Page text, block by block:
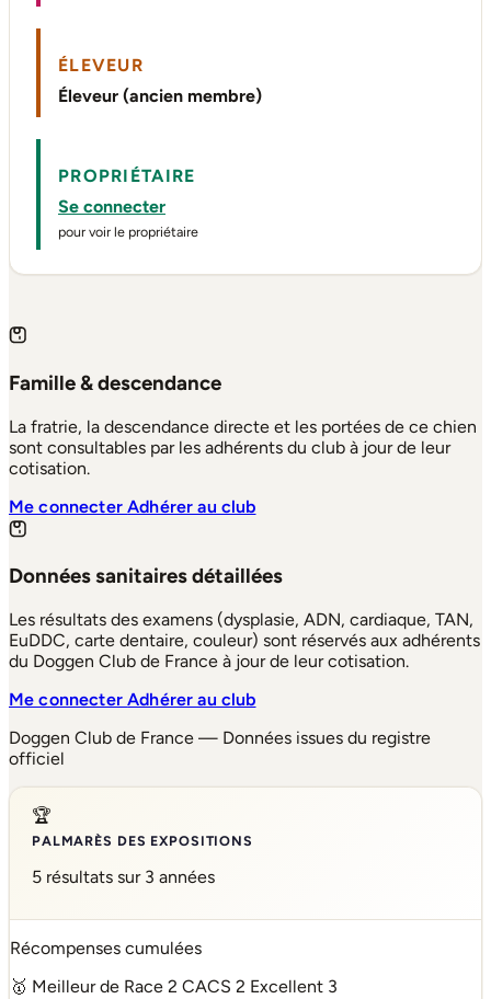
ÉLEVEUR
Éleveur (ancien membre)
PROPRIÉTAIRE
Se connecter
pour voir le propriétaire
Famille & descendance
La fratrie, la descendance directe et les portées de ce chien
sont consultables par les adhérents du club à jour de leur
cotisation.
Me connecterAdhérer au club
Données sanitaires détaillées
Les résultats des examens (dysplasie, ADN, cardiaque, TAN,
EuDDC, carte dentaire, couleur) sont réservés aux adhérents
du Doggen Club de France à jour de leur cotisation.
Me connecterAdhérer au club
Doggen Club de France — Données issues du registre
officiel
🏆
PALMARÈS DES EXPOSITIONS
5 résultats sur 3 années
Récompenses cumulées
🥇 Meilleur de Race 2 CACS 2 Excellent 3